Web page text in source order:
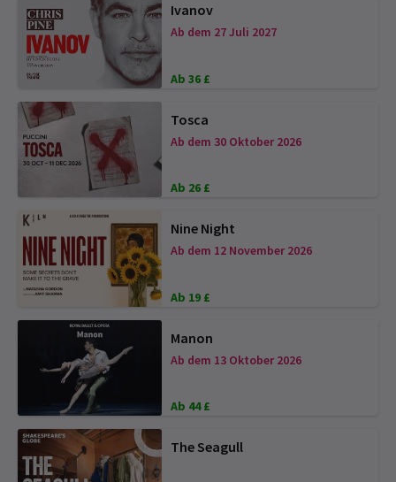
Ivanov
Ab dem 27 Juli 2027
Ab 36 £
Tosca
Ab dem 30 Oktober 2026
Ab 26 £
Nine Night
Ab dem 12 November 2026
Ab 19 £
Manon
Ab dem 13 Oktober 2026
Ab 44 £
The Seagull